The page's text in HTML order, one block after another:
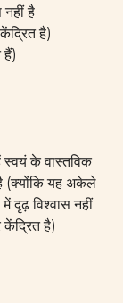
नहीं है
है)
हैं)
के वास्तविक
है (क्योंकि यह अकेले
दृढ़ विश्वास नहीं
केंद्रित है)